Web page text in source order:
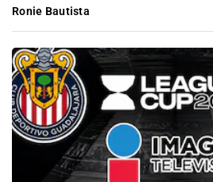
Ronie Bautista